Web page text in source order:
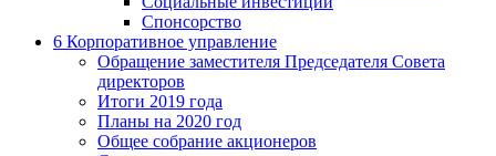
Спонсорство
6 Корпоративное управление
Обращение заместителя Председателя Совета
директоров
Итоги 2019 года
Планы на 2020 год
Общее собрание акционеров